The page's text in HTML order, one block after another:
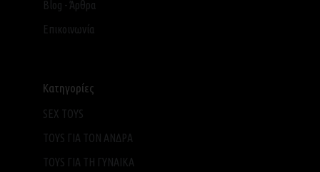
Blog - Άρθρα
Επικοινωνία
Κατηγορίες
SEX TOYS
TOYS ΓΙΑ ΤΟΝ ΑΝΔΡΑ
TOYS ΓΙΑ ΤH ΓΥΝΑΙΚΑ